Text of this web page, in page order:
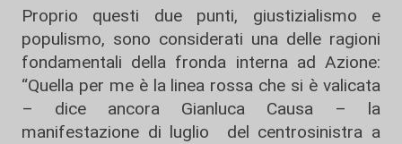
Proprio questi due punti, giustizialismo e
populismo, sono considerati una delle ragioni
fondamentali della fronda interna ad Azione:
“Quella per me è la linea rossa che si è valicata
– dice ancora Gianluca Causa – la
manifestazione di luglio del centrosinistra a